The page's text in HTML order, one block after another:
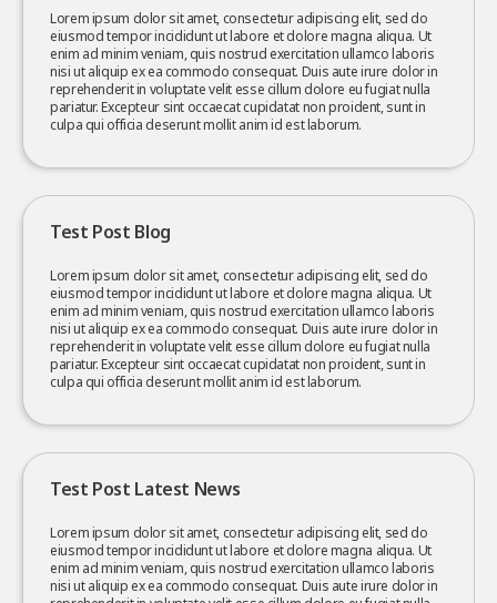
Lorem ipsum dolor sit amet, consectetur adipiscing elit, sed do
eiusmod tempor incididunt ut labore et dolore magna aliqua. Ut
enim ad minim veniam, quis nostrud exercitation ullamco laboris
nisi ut aliquip ex ea commodo consequat. Duis aute irure dolor in
reprehenderit in voluptate velit esse cillum dolore eu fugiat nulla
pariatur. Excepteur sint occaecat cupidatat non proident, sunt in
culpa qui officia deserunt mollit anim id est laborum.
Test Post Blog
Lorem ipsum dolor sit amet, consectetur adipiscing elit, sed do
eiusmod tempor incididunt ut labore et dolore magna aliqua. Ut
enim ad minim veniam, quis nostrud exercitation ullamco laboris
nisi ut aliquip ex ea commodo consequat. Duis aute irure dolor in
reprehenderit in voluptate velit esse cillum dolore eu fugiat nulla
pariatur. Excepteur sint occaecat cupidatat non proident, sunt in
culpa qui officia deserunt mollit anim id est laborum.
Test Post Latest News
Lorem ipsum dolor sit amet, consectetur adipiscing elit, sed do
eiusmod tempor incididunt ut labore et dolore magna aliqua. Ut
enim ad minim veniam, quis nostrud exercitation ullamco laboris
nisi ut aliquip ex ea commodo consequat. Duis aute irure dolor in